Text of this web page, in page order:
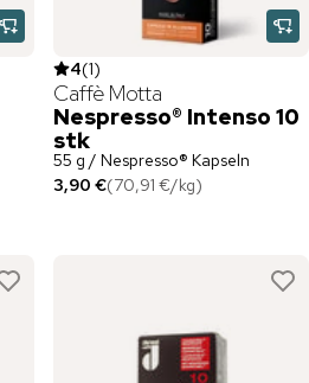
4(1)
Caffè Motta
Nespresso® Intenso 10
stk
55 g / Nespresso® Kapseln
3,90 €(70,91 €/kg)